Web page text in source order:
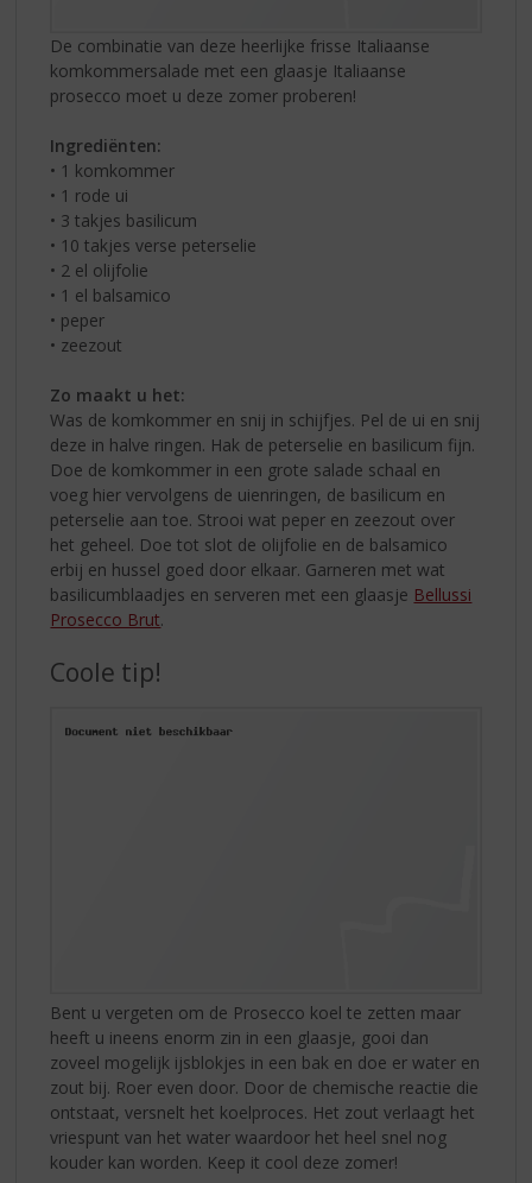
De combinatie van deze heerlijke frisse Italiaanse
komkommersalade met een glaasje Italiaanse
prosecco moet u deze zomer proberen!
Ingrediënten:
• 1 komkommer
• 1 rode ui
• 3 takjes basilicum
• 10 takjes verse peterselie
• 2 el olijfolie
• 1 el balsamico
• peper
• zeezout
Zo maakt u het:
Was de komkommer en snij in schijfjes. Pel de ui en snij
deze in halve ringen. Hak de peterselie en basilicum fijn.
Doe de komkommer in een grote salade schaal en
voeg hier vervolgens de uienringen, de basilicum en
peterselie aan toe. Strooi wat peper en zeezout over
het geheel. Doe tot slot de olijfolie en de balsamico
erbij en hussel goed door elkaar. Garneren met wat
basilicumblaadjes en serveren met een glaasje Bellussi
Prosecco Brut.
Coole tip!
Bent u vergeten om de Prosecco koel te zetten maar
heeft u ineens enorm zin in een glaasje, gooi dan
zoveel mogelijk ijsblokjes in een bak en doe er water en
zout bij. Roer even door. Door de chemische reactie die
ontstaat, versnelt het koelproces. Het zout verlaagt het
vriespunt van het water waardoor het heel snel nog
kouder kan worden. Keep it cool deze zomer!